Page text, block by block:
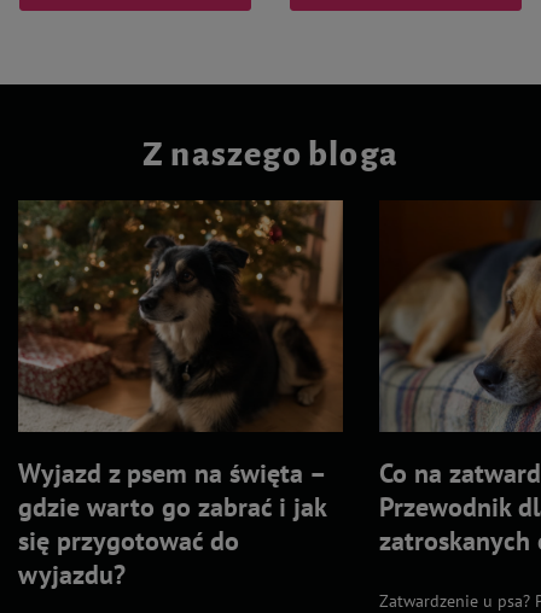
Z naszego bloga
Wyjazd z psem na święta –
gdzie warto go zabrać i jak
się przygotować do
wyjazdu?
Co na
Przewodnik
zatroskanych
Zatwardzenie u psa?